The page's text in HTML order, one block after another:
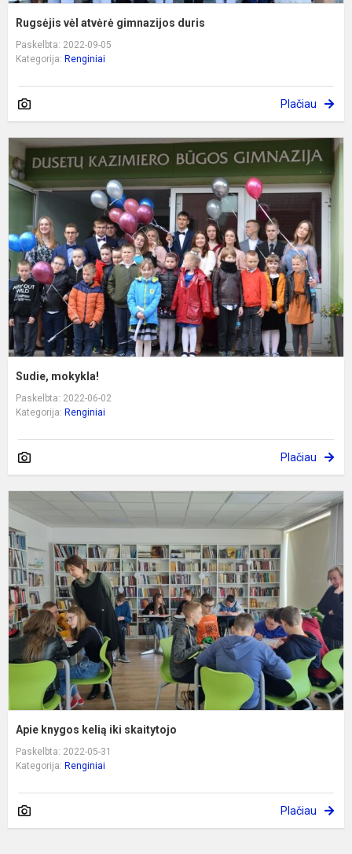
Rugsėjis vėl atvėrė gimnazijos duris
Paskelbta: 2022-09-05
Kategorija: Renginiai
Plačiau
Sudie, mokykla!
Paskelbta: 2022-06-02
Kategorija: Renginiai
Plačiau
Apie knygos kelią iki skaitytojo
Paskelbta: 2022-05-31
Kategorija: Renginiai
Plačiau